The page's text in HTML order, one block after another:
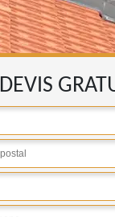
DEVIS